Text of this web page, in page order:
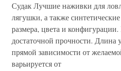
Судак Лучшие наживки для
лягушки, а также
размера, цвета и
достаточной прочности. Длина
прямой зависимости от
варьируется от